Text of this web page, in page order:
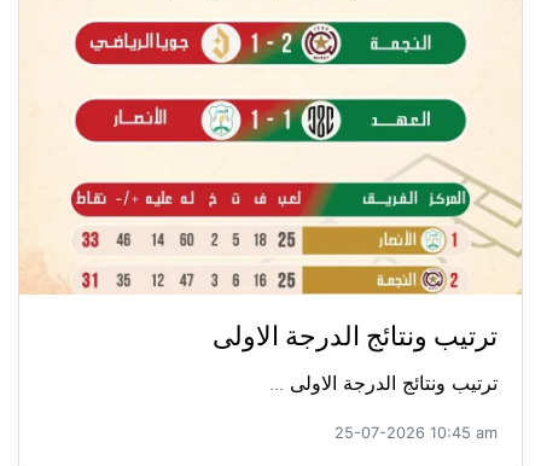
ترتيب ونتائج الدرجة الاولى
ترتيب ونتائج الدرجة الاولى ...
25-07-2026 10:45 am